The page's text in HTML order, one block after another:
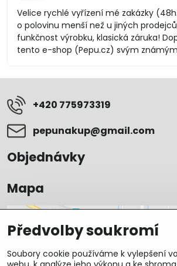
/
5
Velice rychlé vyřízení mé zakázky
o polovinu menší než u jiných
funkčnost výrobku, klasická záruka!
tento e-shop (Pepu.cz) svým
+420 775973319
pepunakup​@gmail​.com
Objednávky
Mapa
Předvolby soukromí
Soubory cookie používáme k vylepšení